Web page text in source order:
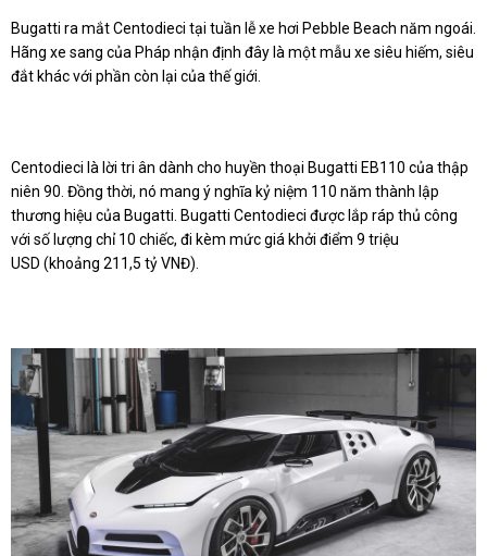
Bugatti ra mắt Centodieci tại tuần lễ xe hơi Pebble Beach năm ngoái.
Hãng xe sang của Pháp nhận định đây là một mẫu xe siêu hiếm, siêu
đắt khác với phần còn lại của thế giới.
Centodieci là lời tri ân dành cho huyền thoại Bugatti EB110 của thập
niên 90. Đồng thời, nó mang ý nghĩa kỷ niệm 110 năm thành lập
thương hiệu của Bugatti. Bugatti Centodieci được lắp ráp thủ công
với số lượng chỉ 10 chiếc, đi kèm mức giá khởi điểm 9 triệu
USD (khoảng 211,5 tỷ VNĐ).